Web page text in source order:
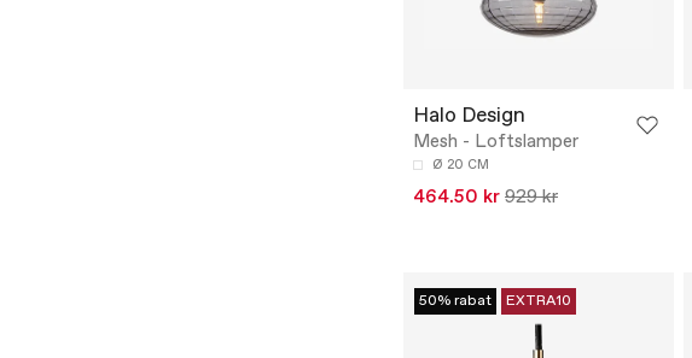
Halo Design
Mesh - Loftslamper
Ø 20 CM
464.50 kr 929 kr
50% rabat EXTRA10